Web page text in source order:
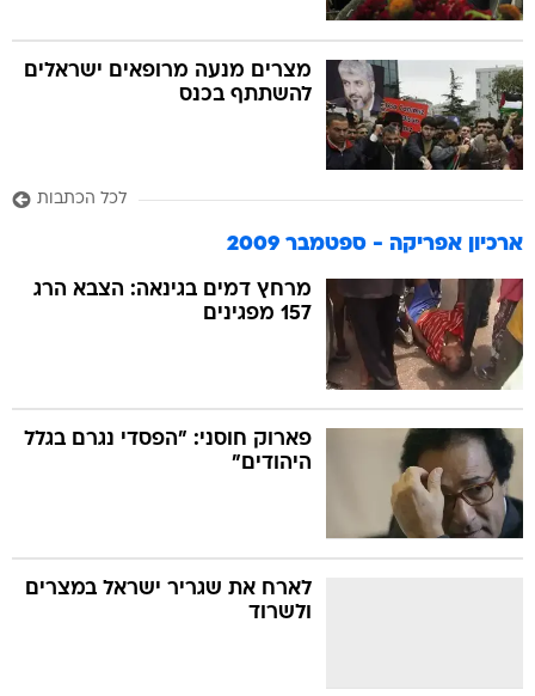
מצרים מנעה מרופאים ישראלים
להשתתף בכנס
לכל הכתבות
ארכיון אפריקה - ספטמבר 2009
מרחץ דמים בגינאה: הצבא הרג
157 מפגינים
פארוק חוסני: "הפסדי נגרם בגלל
היהודים"
לארח את שגריר ישראל במצרים
ולשרוד